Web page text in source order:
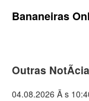
Bananeiras
Outras
04.08.2026 Ã s